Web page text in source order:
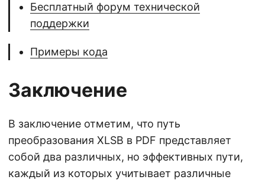
Бесплатный форум технической
поддержки
Примеры кода
Заключение
В заключение отметим, что путь
преобразования XLSB в PDF представляет
собой два различных, но эффективных пути,
каждый из которых учитывает различные